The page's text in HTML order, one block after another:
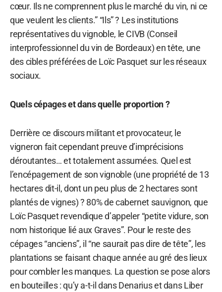
cœur. Ils ne comprennent plus le marché du vin, ni ce
que veulent les clients.” “Ils” ? Les institutions
représentatives du vignoble, le CIVB (Conseil
interprofessionnel du vin de Bordeaux) en tête, une
des cibles préférées de Loïc Pasquet sur les réseaux
sociaux.
Quels cépages et dans quelle proportion ?
Derrière ce discours militant et provocateur, le
vigneron fait cependant preuve d’imprécisions
déroutantes… et totalement assumées. Quel est
l’encépagement de son vignoble (une propriété de 13
hectares dit-il, dont un peu plus de 2 hectares sont
plantés de vignes) ? 80% de cabernet sauvignon, que
Loïc Pasquet revendique d’appeler “petite vidure, son
nom historique lié aux Graves”. Pour le reste des
cépages “anciens”, il “ne saurait pas dire de tête”, les
plantations se faisant chaque année au gré des lieux
pour combler les manques. La question se pose alors
en bouteilles : qu’y a-t-il dans Denarius et dans Liber